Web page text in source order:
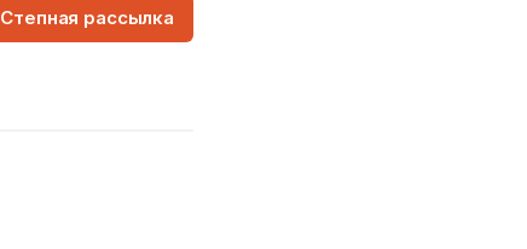
Степная рассылка